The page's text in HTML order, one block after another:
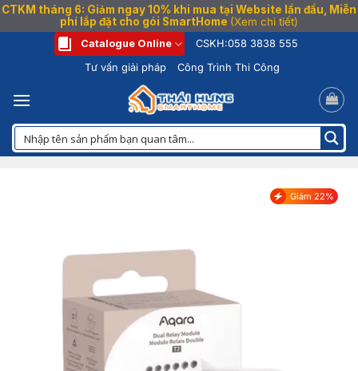
CTKM tháng 6: Giảm ngay 10% khi mua tại Website lần đầu, Miễn
phí lắp đặt cho gói SmartHome (Xem chi tiết)
dung
Catalogue Online CSKH:058 3838 555
Tư vấn giải pháp
Công Trình Thi Công
Giảm 22%